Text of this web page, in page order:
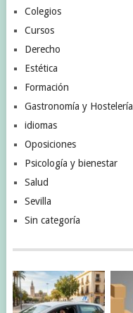
Colegios
Cursos
Derecho
Estética
Formación
Gastronomía y Hostelería
idiomas
Oposiciones
Psicología y bienestar
Salud
Sevilla
Sin categoría